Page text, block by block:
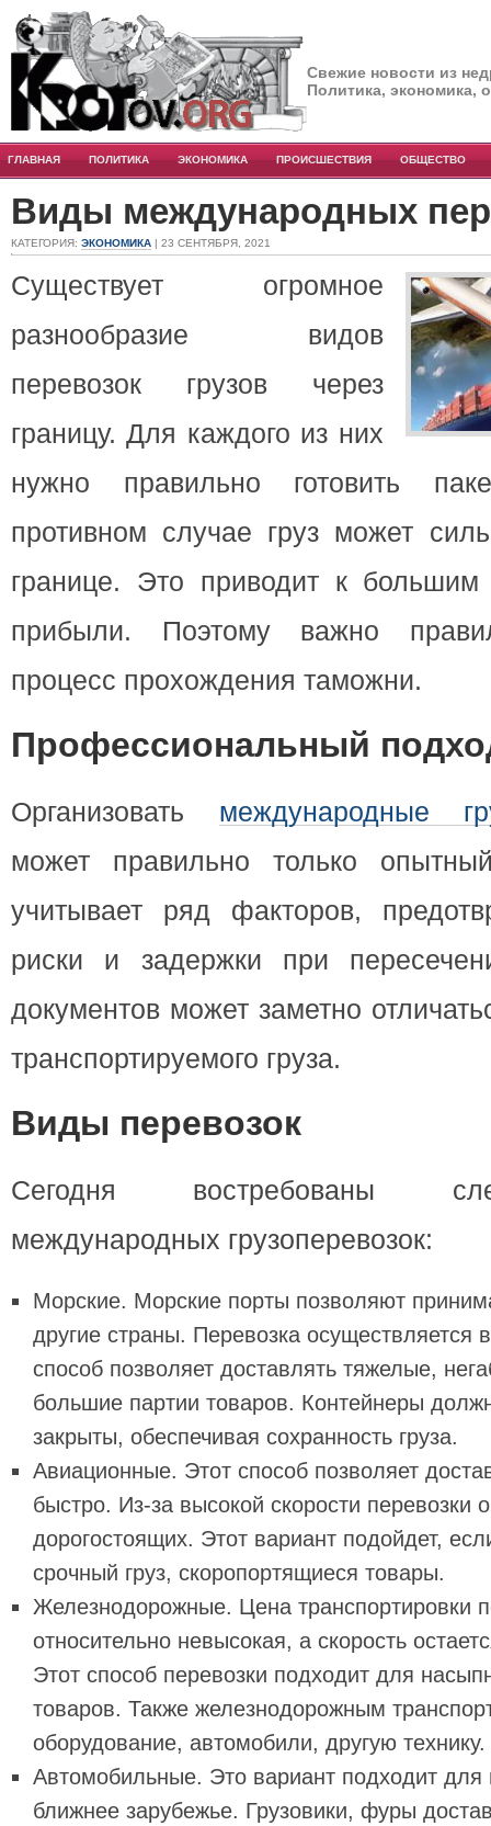
Свежие новости из
Политика, экономика,
ГЛАВНАЯ ПОЛИТИКА ЭКОНОМИКА ПРОИСШЕСТВИЯ ОБЩЕСТВО
Виды международных
КАТЕГОРИЯ: ЭКОНОМИКА | 23 СЕНТЯБРЯ, 2021
Существует огромное
разнообразие видов
перевозок грузов через
границу. Для каждого из них
нужно правильно готовить
противном случае груз может
границе. Это приводит к большим
прибыли. Поэтому важно
процесс прохождения таможни.
Профессиональный
Организовать международные
может правильно только
учитывает ряд факторов,
риски и задержки при
документов может заметно
транспортируемого груза.
Виды перевозок
Сегодня востребованы
международных грузоперевозок:
Морские. Морские порты позволяют
другие страны. Перевозка осуществляется
способ позволяет доставлять тяжелые,
большие партии товаров. Контейнеры
закрыты, обеспечивая сохранность груза.
Авиационные. Этот способ позволяет
быстро. Из-за высокой скорости перевозки
дорогостоящих. Этот вариант подойдет,
срочный груз, скоропортящиеся товары.
Железнодорожные. Цена транспортировки
относительно невысокая, а скорость
Этот способ перевозки подходит для
товаров. Также железнодорожным
оборудование, автомобили, другую технику.
Автомобильные. Это вариант подходит для
ближнее зарубежье. Грузовики, фуры